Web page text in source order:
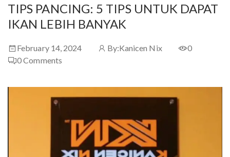
TIPS PANCING: 5 TIPS UNTUK DAPAT
IKAN LEBIH BANYAK
February 14, 2024 By:Kanicen Nix
0
0Comments